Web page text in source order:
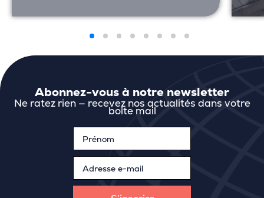
Abonnez-vous à notre newsletter
Ne ratez rien — recevez nos actualités dans votre
boîte mail